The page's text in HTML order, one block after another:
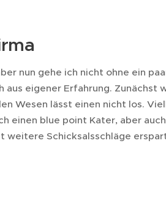
nun gehe ich nicht ohne ein
eigener Erfahrung. Zunächst
Wesen lässt einen nicht los.
einen blue point Kater, aber
weitere Schicksalsschläge